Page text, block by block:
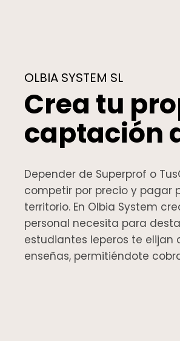
OLBIA SYSTEM SL
Crea tu
captación
Depender de Superprof o
competir por precio y pagar
territorio. En Olbia System
personal necesita para
estudiantes leperos te elijan
enseñas, permitiéndote